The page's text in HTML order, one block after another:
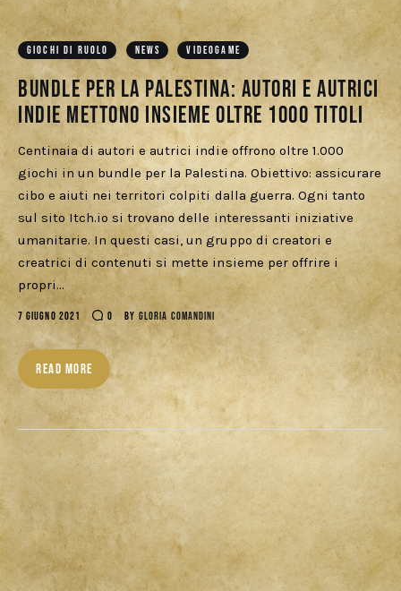
Cercatori
Download
GIOCHI DI RUOLO NEWS VIDEOGAME
Bundle per la Palestina: autori e autrici
indie mettono insieme oltre 1000 titoli
Centinaia di autori e autrici indie offrono oltre 1.000
giochi in un bundle per la Palestina. Obiettivo: assicurare
cibo e aiuti nei territori colpiti dalla guerra. Ogni tanto
sul sito Itch.io si trovano delle interessanti iniziative
umanitarie. In questi casi, un gruppo di creatori e
creatrici di contenuti si mette insieme per offrire i
propri…
7 GIUGNO 2021 0 BY GLORIA COMANDINI
READ MORE